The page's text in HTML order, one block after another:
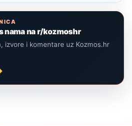
nama na r/kozmoshr
izvore i komentare uz Kozmos.hr